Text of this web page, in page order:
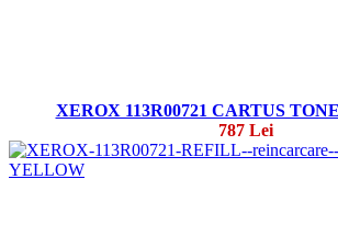
XEROX 113R00721 CARTUS
787 Lei